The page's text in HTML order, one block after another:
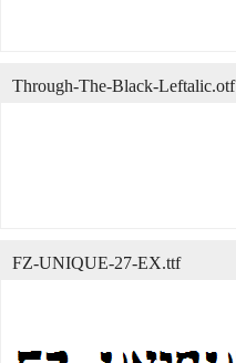
Through-The-Black-Leftalic.otf
FZ-UNIQUE-27-EX.ttf